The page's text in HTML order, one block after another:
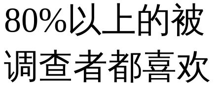
80%以上的被
调查者都喜欢